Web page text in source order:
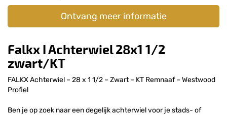
Ontvang meer informatie
Falkx I Achterwiel 28x1 1/2
zwart/KT
FALKX Achterwiel – 28 x 1 1/2 – Zwart – KT Remnaaf – Westwood
Profiel
Ben je op zoek naar een degelijk achterwiel voor je stads- of